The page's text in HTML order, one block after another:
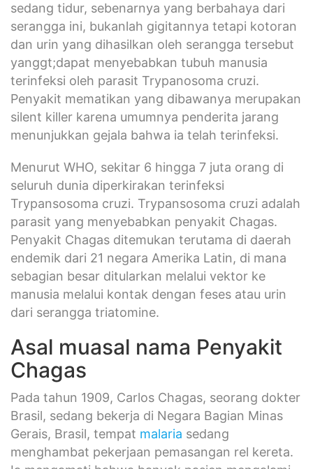
sedang tidur, sebenarnya yang berbahaya dari
serangga ini, bukanlah gigitannya tetapi kotoran
dan urin yang dihasilkan oleh serangga tersebut
yanggt;dapat menyebabkan tubuh manusia
terinfeksi oleh parasit Trypanosoma cruzi.
Penyakit mematikan yang dibawanya merupakan
silent killer karena umumnya penderita jarang
menunjukkan gejala bahwa ia telah terinfeksi.
Menurut WHO, sekitar 6 hingga 7 juta orang di
seluruh dunia diperkirakan terinfeksi
Trypansosoma cruzi. Trypansosoma cruzi adalah
parasit yang menyebabkan penyakit Chagas.
Penyakit Chagas ditemukan terutama di daerah
endemik dari 21 negara Amerika Latin, di mana
sebagian besar ditularkan melalui vektor ke
manusia melalui kontak dengan feses atau urin
dari serangga triatomine.
Asal muasal nama Penyakit
Chagas
Pada tahun 1909, Carlos Chagas, seorang dokter
Brasil, sedang bekerja di Negara Bagian Minas
Gerais, Brasil, tempat malaria sedang
menghambat pekerjaan pemasangan rel kereta.